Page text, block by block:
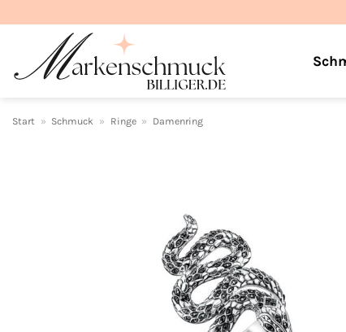
springen
Start » Schmuck » Ringe » Damenring